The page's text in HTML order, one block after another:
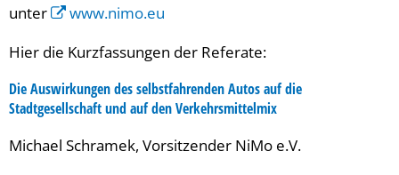
unter
www.nimo.eu
Hier die Kurzfassungen der Referate:
Die Auswirkungen des selbstfahrenden Autos auf die
Stadtgesellschaft und auf den Verkehrsmittelmix
Michael Schramek, Vorsitzender NiMo e.V.